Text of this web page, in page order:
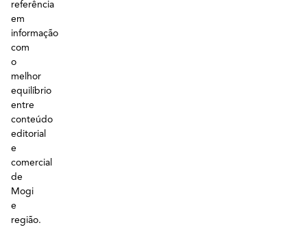
referência
em
informação
com
o
melhor
equilíbrio
entre
conteúdo
editorial
e
comercial
de
Mogi
e
região.